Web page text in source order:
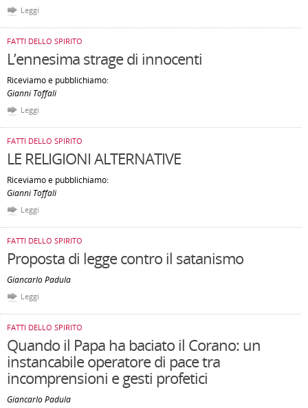
Leggi
FATTI DELLO SPIRITO
L’ennesima strage di innocenti
Riceviamo e pubblichiamo:
Gianni Toffali
Leggi
FATTI DELLO SPIRITO
LE RELIGIONI ALTERNATIVE
Riceviamo e pubblichiamo:
Gianni Toffali
Leggi
FATTI DELLO SPIRITO
Proposta di legge contro il satanismo
Giancarlo Padula
Leggi
FATTI DELLO SPIRITO
Quando il Papa ha baciato il Corano: un
instancabile operatore di pace tra
incomprensioni e gesti profetici
Giancarlo Padula